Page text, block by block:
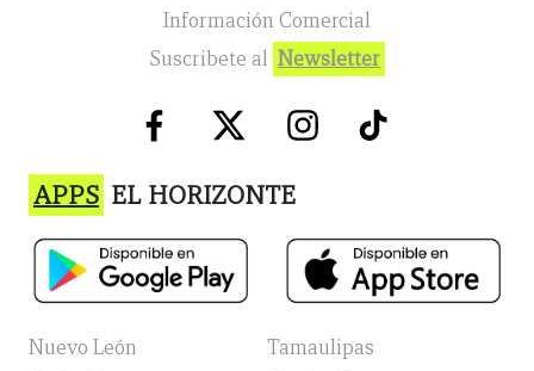
Información Comercial
Suscribete al Newsletter
APPS EL HORIZONTE
Nuevo León
Tamaulipas